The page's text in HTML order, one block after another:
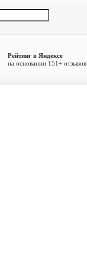
Рейтинг в Яндексе
на основании 151+ отзывов